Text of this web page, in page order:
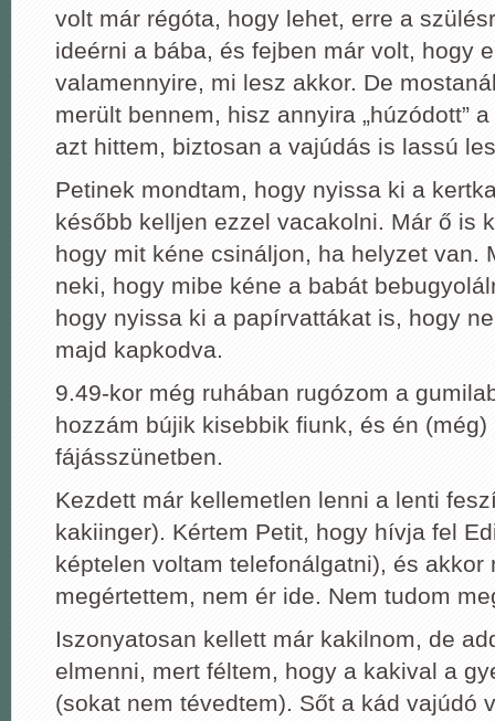
volt már régóta, hogy lehet, erre a
ideérni a bába, és fejben már volt, hogy
valamennyire, mi lesz akkor. De
merült bennem, hisz annyira „húzódott”
azt hittem, biztosan a vajúdás is lassú
Petinek mondtam, hogy nyissa ki a
később kelljen ezzel vacakolni. Már ő is
hogy mit kéne csináljon, ha helyzet van.
neki, hogy mibe kéne a babát
hogy nyissa ki a papírvattákat is, hogy
majd kapkodva.
9.49-kor még ruhában rugózom a
hozzám bújik kisebbik fiunk, és én
fájásszünetben.
Kezdett már kellemetlen lenni a lenti
kakiinger). Kértem Petit, hogy hívja fel
képtelen voltam telefonálgatni), és akkor
megértettem, nem ér ide. Nem tudom
Iszonyatosan kellett már kakilnom, de
elmenni, mert féltem, hogy a kakival a
(sokat nem tévedtem). Sőt a kád vajúdó